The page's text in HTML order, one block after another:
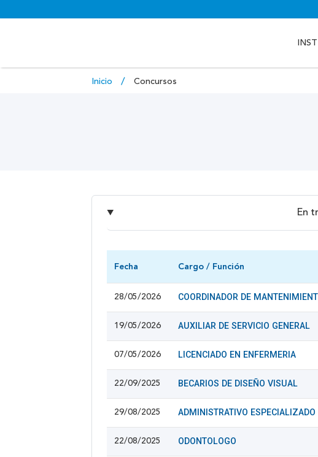
Inicio Concursos
En
Fecha Cargo / Función
28/05/2026 COORDINADOR DE
19/05/2026 AUXILIAR DE SERVICIO GENERAL
07/05/2026 LICENCIADO EN ENFERMERIA
22/09/2025 BECARIOS DE DISEÑO VISUAL
29/08/2025 ADMINISTRATIVO
22/08/2025 ODONTOLOGO